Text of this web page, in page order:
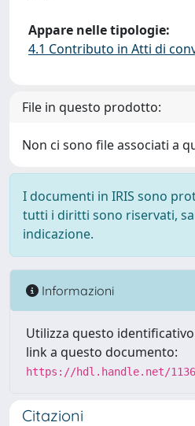
Appare nelle tipologie:
4.1 Contributo in Atti di
File in questo prodotto:
Non ci sono file associati a
I documenti in IRIS sono
tutti i diritti sono riservati,
indicazione.
Informazioni
Utilizza questo
link a questo documento:
https://hdl.handle.net/
Citazioni